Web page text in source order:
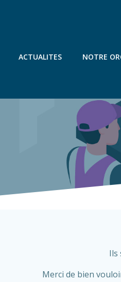
ACTUALITES NOTRE
Ils
Merci de bien